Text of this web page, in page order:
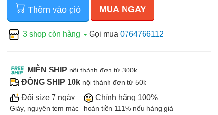
Thêm vào giỏ MUA NGAY
3 shop còn hàng Gọi mua 0764766112
MIỄN SHIP nội thành đơn từ 300k
ĐỒNG SHIP 10k nội thành đơn từ 50k
Đổi size 7 ngày
Giày, nguyên tem mác
Chính hãng 100%
hoàn tiền 111% nếu hàng giả